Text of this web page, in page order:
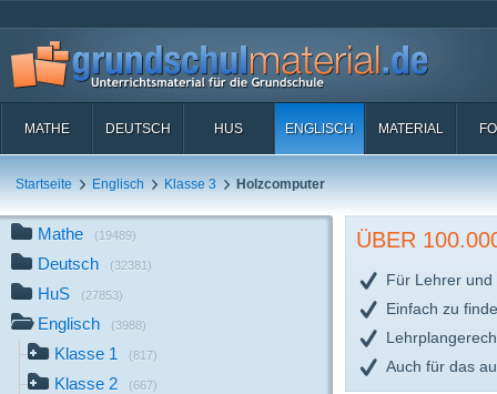
MATHE DEUTSCH HUS ENGLISCH MATERIAL
Startseite Englisch Klasse 3 Holzcomputer
Mathe (19489)
Deutsch (32381)
HuS (27853)
Englisch (3988)
Klasse 1 (817)
Klasse 2 (667)
ÜBER
Für Lehrer und
Einfach zu
Auch für das